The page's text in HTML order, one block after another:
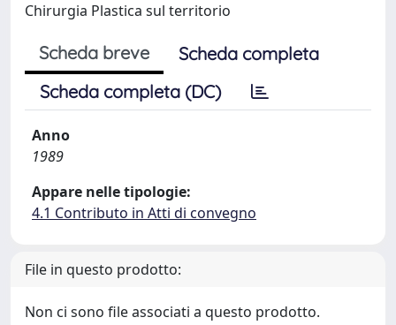
Chirurgia Plastica sul territorio
Scheda breve
Scheda completa
Scheda completa (DC)
Anno
1989
Appare nelle tipologie:
4.1 Contributo in Atti di convegno
File in questo prodotto:
Non ci sono file associati a questo prodotto.